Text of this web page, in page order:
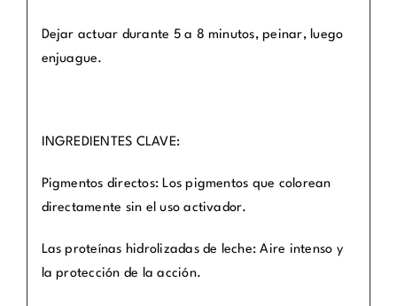
Dejar actuar durante 5 a 8 minutos, peinar, luego
enjuague.
INGREDIENTES CLAVE:
Pigmentos directos: Los pigmentos que colorean
directamente sin el uso activador.
Las proteínas hidrolizadas de leche: Aire intenso y
la protección de la acción.